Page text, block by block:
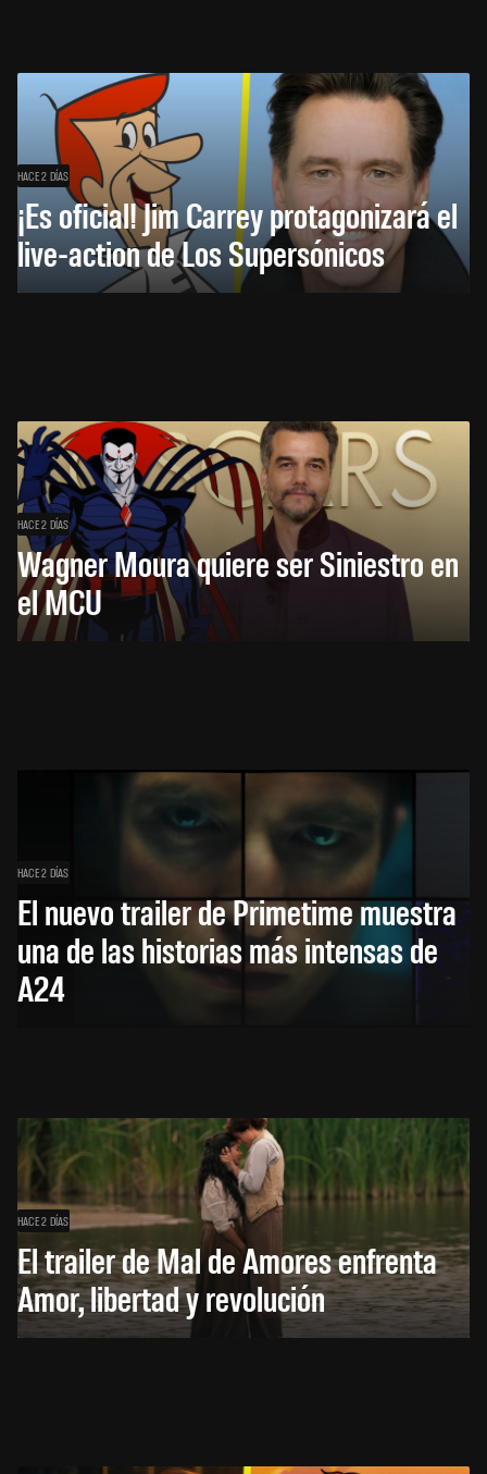
HACE 2 DÍAS
¡Es oficial! Jim Carrey protagonizará el
live-action de Los Supersónicos
HACE 2 DÍAS
Wagner Moura quiere ser Siniestro en
el MCU
HACE 2 DÍAS
El nuevo trailer de Primetime muestra
una de las historias más intensas de
A24
HACE 2 DÍAS
El trailer de Mal de Amores enfrenta
Amor, libertad y revolución